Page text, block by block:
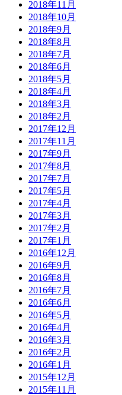
2018年11月
2018年10月
2018年9月
2018年8月
2018年7月
2018年6月
2018年5月
2018年4月
2018年3月
2018年2月
2017年12月
2017年11月
2017年9月
2017年8月
2017年7月
2017年5月
2017年4月
2017年3月
2017年2月
2017年1月
2016年12月
2016年9月
2016年8月
2016年7月
2016年6月
2016年5月
2016年4月
2016年3月
2016年2月
2016年1月
2015年12月
2015年11月